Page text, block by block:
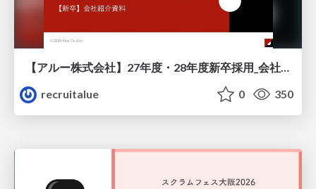
【アルー株式会社】27年度・28年度新卒採用_会社説明資料
recruitalue
0 350